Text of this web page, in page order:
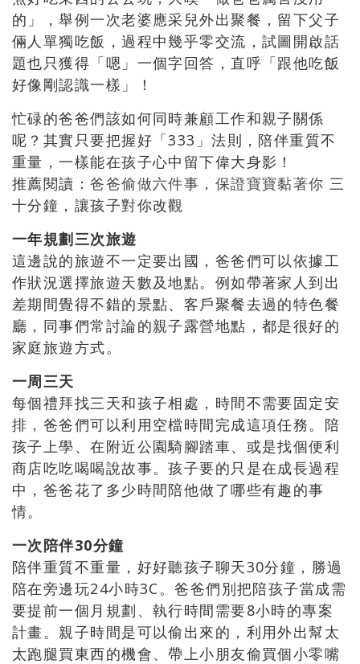
的」，舉例一次老婆應采兒外出聚餐，留下父子
倆人單獨吃飯，過程中幾乎零交流，試圖開啟話
題也只獲得「嗯」一個字回答，直呼「跟他吃飯
好像剛認識一樣」！
忙碌的爸爸們該如何同時兼顧工作和親子關係
呢？其實只要把握好「333」法則，陪伴重質不
重量，一樣能在孩子心中留下偉大身影！
推薦閱讀：爸爸偷做六件事，保證寶寶黏著你 三
十分鐘，讓孩子對你改觀
一年規劃三次旅遊
這邊說的旅遊不一定要出國，爸爸們可以依據工
作狀況選擇旅遊天數及地點。例如帶著家人到出
差期間覺得不錯的景點、客戶聚餐去過的特色餐
廳，同事們常討論的親子露營地點，都是很好的
家庭旅遊方式。
一周三天
每個禮拜找三天和孩子相處，時間不需要固定安
排，爸爸們可以利用空檔時間完成這項任務。陪
孩子上學、在附近公園騎腳踏車、或是找個便利
商店吃吃喝喝說故事。孩子要的只是在成長過程
中，爸爸花了多少時間陪他做了哪些有趣的事
情。
一次陪伴30分鐘
陪伴重質不重量，好好聽孩子聊天30分鐘，勝過
陪在旁邊玩24小時3C。爸爸們別把陪孩子當成需
要提前一個月規劃、執行時間需要8小時的專案
計畫。親子時間是可以偷出來的，利用外出幫太
太跑腿買東西的機會、帶上小朋友偷買個小零嘴